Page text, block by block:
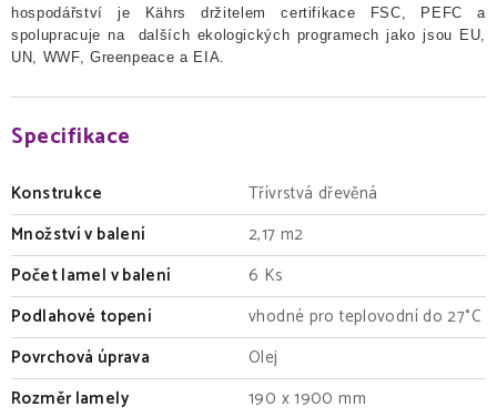
hospodářství je Kährs držitelem certifikace FSC, PEFC a
spolupracuje na dalších ekologických programech jako jsou EU,
UN, WWF, Greenpeace a EIA.
Specifikace
Konstrukce
Třívrstvá dřevěná
Množství v balení
2,17 m2
Počet lamel v balení
6 Ks
Podlahové topení
vhodné pro teplovodní do 27°C
Povrchová úprava
Olej
Rozměr lamely
190 x 1900 mm